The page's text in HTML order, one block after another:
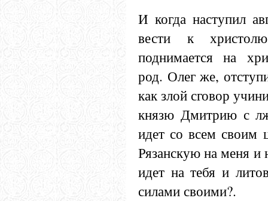
И когда наступил
вести к
поднимается на
род. Олег же,
как злой сговор
князю Дмитрию с
идет со всем
Рязанскую на меня и
идет на тебя и
силами своими?.